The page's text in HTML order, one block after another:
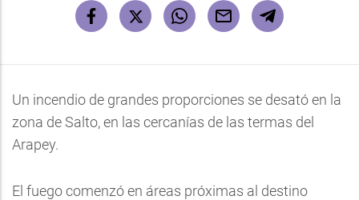
Un incendio de grandes proporciones se desató en la
zona de Salto, en las cercanías de las termas del
Arapey.
El fuego comenzó en áreas próximas al destino